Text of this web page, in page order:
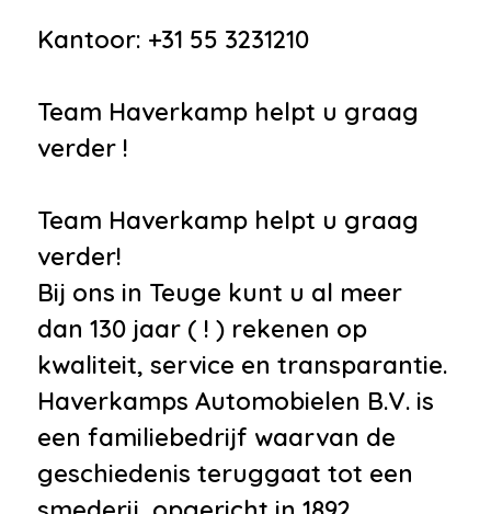
•Steptronic sporttransmissie
verstelbaar
•Stuur verwarmd
instrumentenpaneel
•Bluetooth
•LED mistlampen
•Niet in gerookt
•Roetfilter
•Ruitensproeiers/wisserbladen
verwarmbaar
•Winterbanden
Kantoor: +31 55 3231210
Team Haverkamp helpt u graag
verder !
Team Haverkamp helpt u graag
verder!
Bij ons in Teuge kunt u al meer
dan 130 jaar ( ! ) rekenen op
kwaliteit, service en transparantie.
Haverkamps Automobielen B.V. is
een familiebedrijf waarvan de
geschiedenis teruggaat tot een